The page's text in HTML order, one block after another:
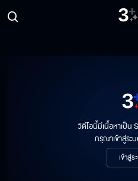
วิดีโอนี้มีเนื้อหาเป็น
กรุณาเข้าสู่ระ
เข้าสู่ร